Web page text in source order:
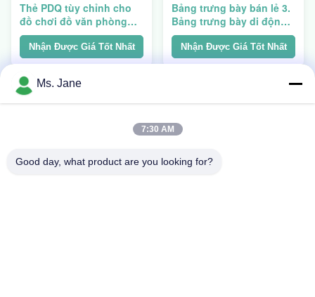
Thẻ PDQ tùy chỉnh cho
đồ chơi đồ văn phòng
Vật liệu thân thiện với
môi trường bền cho giải
pháp
Nhận Được Giá Tốt Nhất
Bảng trưng bày bán lẻ 3.
Bảng trưng bày di động
với màu mẫu tùy chỉnh
Nhận Được Giá Tốt Nhất
Ms. Jane
7:30 AM
Good day, what product are you looking for?